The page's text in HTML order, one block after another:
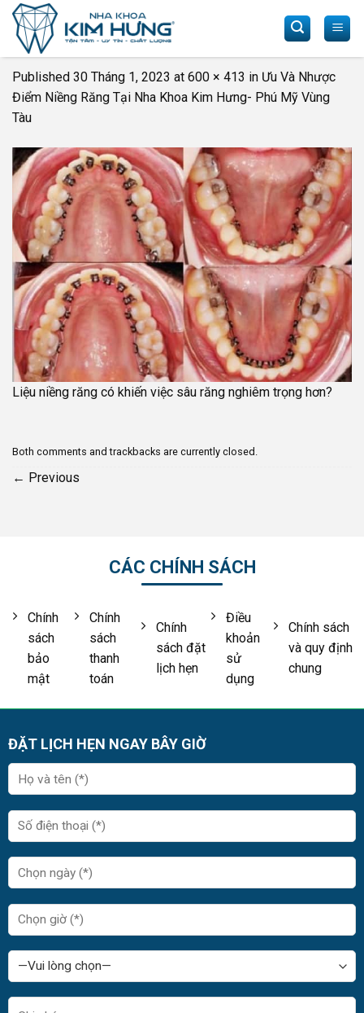
Skip
content
Published 30 Tháng 1, 2023 at 600 × 413 in Ưu Và Nhược
Điểm Niềng Răng Tại Nha Khoa Kim Hưng- Phú Mỹ Vùng
Tàu
Liệu niềng răng có khiến việc sâu răng nghiêm trọng hơn?
Both comments and trackbacks are currently closed.
← Previous
CÁC CHÍNH SÁCH
Chính
sách
bảo
mật
Chính
sách
thanh
toán
Chính
sách đặt
lịch hẹn
Điều
khoản
sử
dụng
Chính sách
và quy định
chung
ĐẶT LỊCH HẸN NGAY BÂY GIỜ